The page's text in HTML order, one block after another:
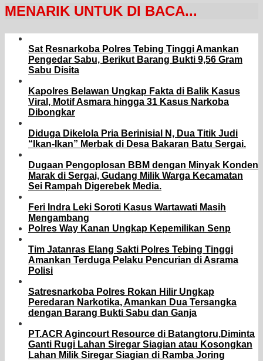
MENARIK UNTUK DI BACA...
Sat Resnarkoba Polres Tebing Tinggi Amankan
Pengedar Sabu, Berikut Barang Bukti 9,56 Gram
Sabu Disita
Kapolres Belawan Ungkap Fakta di Balik Kasus
Viral, Motif Asmara hingga 31 Kasus Narkoba
Dibongkar
Diduga Dikelola Pria Berinisial N, Dua Titik Judi
“Ikan-Ikan” Merbak di Desa Bakaran Batu Sergai.
Dugaan Pengoplosan BBM dengan Minyak Konden
Marak di Sergai, Gudang Milik Warga Kecamatan
Sei Rampah Digerebek Media.
Feri Indra Leki Soroti Kasus Wartawati Masih
Mengambang
Polres Way Kanan Ungkap Kepemilikan Senp
Tim Jatanras Elang Sakti Polres Tebing Tinggi
Amankan Terduga Pelaku Pencurian di Asrama
Polisi
Satresnarkoba Polres Rokan Hilir Ungkap
Peredaran Narkotika, Amankan Dua Tersangka
dengan Barang Bukti Sabu dan Ganja
PT.ACR Agincourt Resource di Batangtoru,Diminta
Ganti Rugi Lahan Siregar Siagian atau Kosongkan
Lahan Milik Siregar Siagian di Ramba Joring